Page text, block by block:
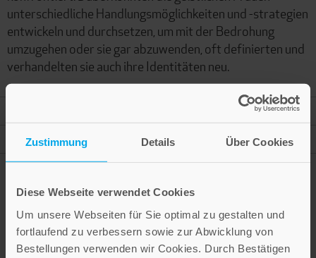
Zustimmung Details Über Cookies
Diese Webseite verwendet Cookies
Um unsere Webseiten für Sie optimal zu gestalten und
fortlaufend zu verbessern sowie zur Abwicklung von
Bestellungen verwenden wir Cookies. Durch Bestätigen
unterschiedliche Handlungsmöglichkeiten und -strategien
entwickeln und durchsetzen, um mit der Bedrohung
umzugehen oder sie gar abzuwenden, oft definierten und
verhandelten sie auch ihre Identitäten neu.
Autor
Presseinformation drucken